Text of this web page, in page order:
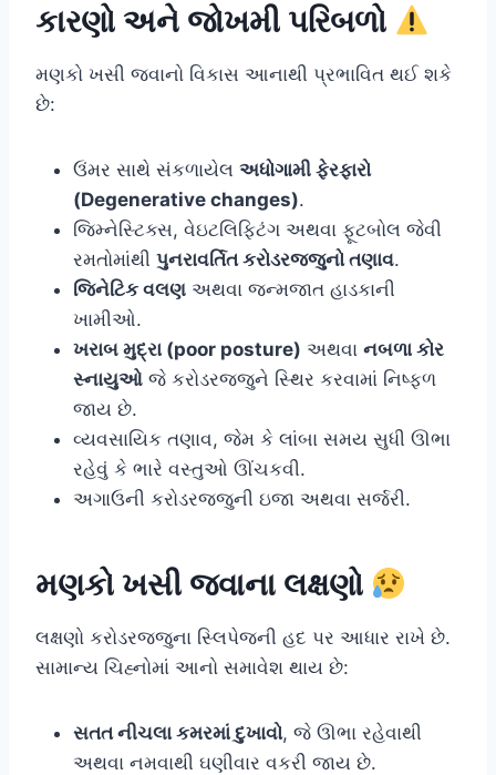
કારણો અને જોખમી પરિબળો
મણકો ખસી જવાનો વિકાસ આનાથી પ્રભાવિત થઈ શકે
છે:
ઉંમર સાથે સંકળાયેલ અધોગામી ફેરફારો
(Degenerative changes).
જિમ્નેસ્ટિક્સ, વેઇટલિફ્ટિંગ અથવા ફૂટબોલ જેવી
રમતોમાંથી પુનરાવર્તિત કરોડરજ્જુનો તણાવ.
જિનેટિક વલણ અથવા જન્મજાત હાડકાની
ખામીઓ.
ખરાબ મુદ્રા (poor posture) અથવા નબળા કોર
સ્નાયુઓ જે કરોડરજ્જુને સ્થિર કરવામાં નિષ્ફળ
જાય છે.
વ્યવસાયિક તણાવ, જેમ કે લાંબા સમય સુધી ઊભા
રહેવું કે ભારે વસ્તુઓ ઊંચકવી.
અગાઉની કરોડરજ્જુની ઇજા અથવા સર્જરી.
મણકો ખસી જવાના લક્ષણો
લક્ષણો કરોડરજ્જુના સ્લિપેજની હદ પર આધાર રાખે છે.
સામાન્ય ચિહ્નોમાં આનો સમાવેશ થાય છે:
સતત નીચલા કમરમાં દુખાવો, જે ઊભા રહેવાથી
અથવા નમવાથી ઘણીવાર વકરી જાય છે.